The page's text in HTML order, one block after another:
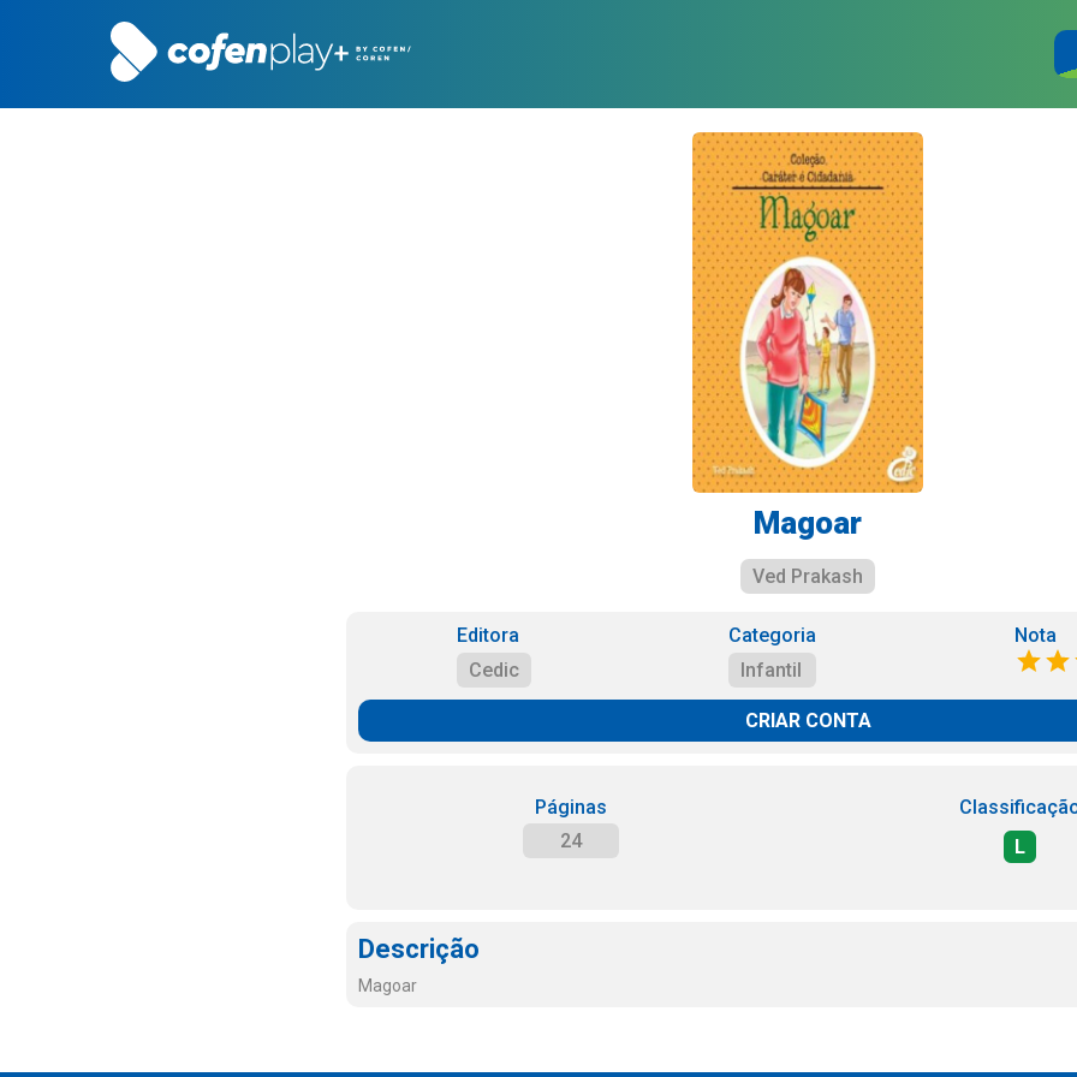
Magoar
Ved Prakash
Editora
Cedic
Categoria
Infantil
Nota
CRIAR CONTA
Páginas
24
L
Descrição
Magoar